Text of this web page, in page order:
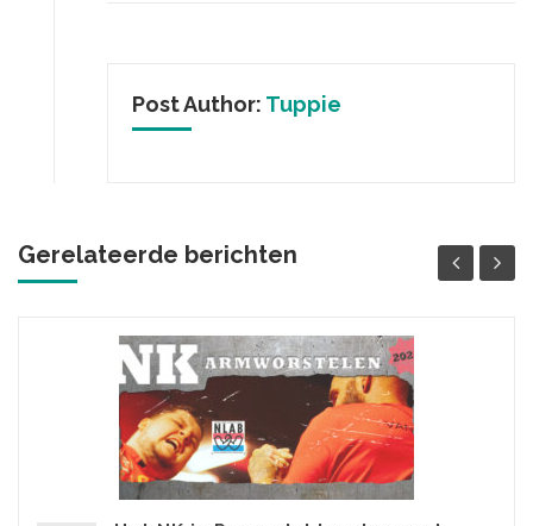
Post Author: Tuppie
Gerelateerde berichten